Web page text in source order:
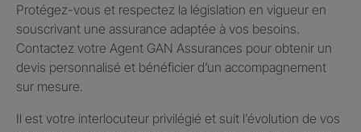
Protégez-vous et respectez la législation en vigueur en
souscrivant une assurance adaptée à vos besoins.
Contactez votre Agent GAN Assurances pour obtenir un
devis personnalisé et bénéficier d’un accompagnement
sur mesure.
Il est votre interlocuteur privilégié et suit l’évolution de vos